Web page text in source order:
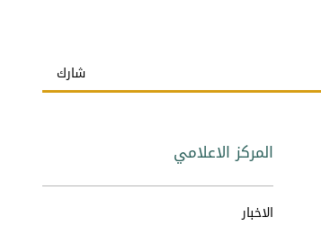
شارك
المركز الاعلامي
الاخبار